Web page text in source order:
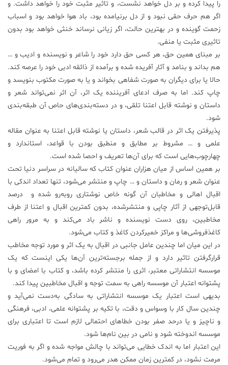
محیط
زیست
علم
و
فناوری
عکس
پادکست
مجله
فرهنگی
و
هنری
را پیدا کرده و بر دل خواهد نشست، و تاثیر مثبت خود را خواهد داشت. و
اگر هم حرف حقی نبود و از دل برنیامده بود، باد هوا خواهد بود و اسباب
زحمت گوینده و در بهترین حالت، اگر زیانی نرساند خنثی خواهد بود بدون
تاثیری مثبت یا منفی.
بر مبنای همین حق، هر کسی حق دارد خود را شاعر و نویسنده و ادیب و …
هم بداند و بنامد و آثار آفریده شده و برآمده از ذائقه ادبی خود را عرصه کند.
حالا یا برای دیگران به صورت شفاهی بخواند و یا به صورت مکتوب بنویسد و
چاپ کند. اما به صرف ادعای آفریننده یک اثر، آن اثر نمی‌تواند شعر و
داستان و نوشته قابل اعتنا تلقی، و در دسته‌بندی‌های حاص آن طبقه‌بندی
شود.
پذیرفتن یک اثر در قالب شعر، داستان یا نوشته قابل اعتنا به عنوان مقاله
علمی و … مشروط بر مطابق و منطبق بودن با قواعد، استاندارد و
چهارچوب‌هایی است که برای آن‌ها تعریف و احصا شده است.
بر همین اساس از میان هزاران عنوان کتاب که سالیانه در سراسر دنیا تحت
عنوان شعر و رمان و داستان و … چاپ و منتشر می‌شود، تنها تعداد اندکی با
اقبال اهالی و مخاطبان آن گونه خاص نوشتاری رو‌به‌رو شده و درصد
قابل‌توجهی از آثار چاپی و منتشرشده، بدون کمترین اقبال و اعتنا از طرف
مخاطبین، روی دست نویسنده و ناشر باد می‌کند و به مرور راهی
کاغذفروشی‌ها و مراکز خمیرکردن کاغذ و کتاب می‌شود.
در این میان اما چندین عامل جانبی در اقبال به یک اثر و مورد توجه مخاطب
قرارگرفتن تاثیر دارد و از جمله برجسته‌ترین آن‌ها یکی اینست که یک
موسسه انتشاراتی معتبر، اثری را منتشر کرده باشد، و کتاب با امضای و با
پشتوانه اعتبار آن موسسه راهی به سمت توجه و اقبال مخاطبین پیدا کند.
بدیهی است اعتبار یک موسسه انتشاراتی به سادگی به‌دست نمی‌آید و
چندین سال کار با وسواس و دقت، با تکیه بر پشتوانه علمی، ادبی، فرهنگی
و ناچیز و یا درحد صفر بودن خطاهای احتمالی لازم است تا اعتباری برای
موسسه اندوخته شود و نامی در بین نام‌ها شود.
این اعتبار اما به اندک خطایی می‌تواند با چالش مواجه شده و اگر به فوریت
مرمت نشود، در کمترین زمان ممکن هدر می‌رود و تمام می‌شود.